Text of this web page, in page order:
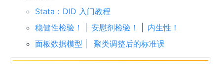
Stata：DID 入门教程
稳健性检验！
|安慰剂检验！
内生性！
面板数据模型 |聚类调整后的标准误